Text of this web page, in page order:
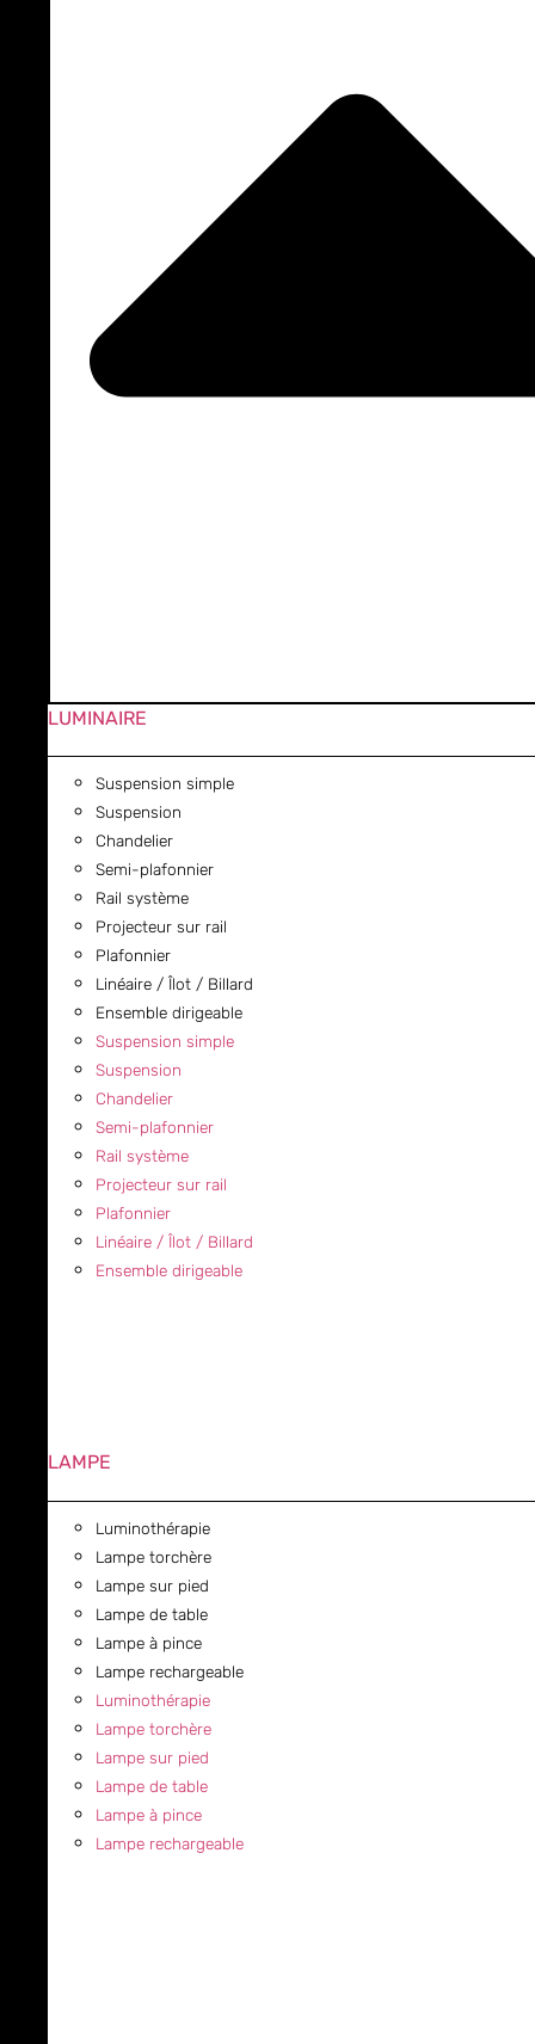
LUMINAIRE
Suspension simple
Suspension
Chandelier
Semi-plafonnier
Rail système
Projecteur sur rail
Plafonnier
Linéaire / Îlot / Billard
Ensemble dirigeable
Suspension simple
Suspension
Chandelier
Semi-plafonnier
Rail système
Projecteur sur rail
Plafonnier
Linéaire / Îlot / Billard
Ensemble dirigeable
LAMPE
Luminothérapie
Lampe torchère
Lampe sur pied
Lampe de table
Lampe à pince
Lampe rechargeable
Luminothérapie
Lampe torchère
Lampe sur pied
Lampe de table
Lampe à pince
Lampe rechargeable